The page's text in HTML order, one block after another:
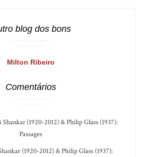
blog dos bons
Milton Ribeiro
Comentários
Shankar (1920-2012) & Philip Glass (1937):
Passages
(1920-2012) & Philip Glass (1937):